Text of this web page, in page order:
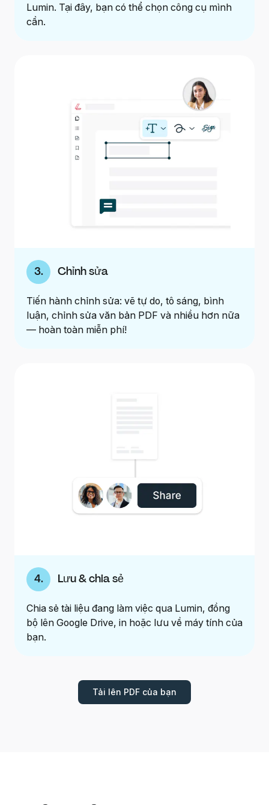
Lumin. Tại đây, bạn có thể chọn công cụ mình
cần.
3. Chỉnh sửa
Tiến hành chỉnh sửa: vẽ tự do, tô sáng, bình
luận, chỉnh sửa văn bản PDF và nhiều hơn nữa
— hoàn toàn miễn phí!
4. Lưu & chia sẻ
Chia sẻ tài liệu đang làm việc qua Lumin, đồng
bộ lên Google Drive, in hoặc lưu về máy tính của
bạn.
Tải lên PDF của bạn